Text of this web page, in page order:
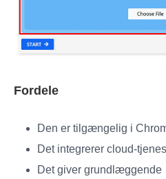
Fordele
Den er tilgængelig i
Det integrerer cloud-
Det giver grundlæggende